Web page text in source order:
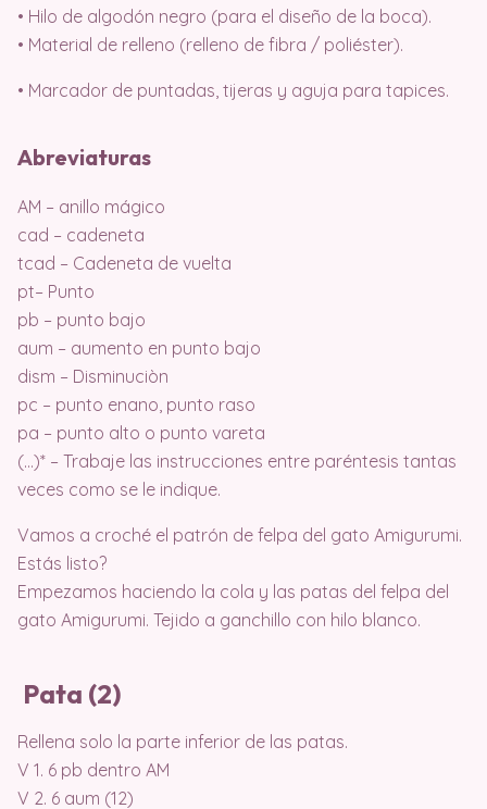
• Hilo de algodón negro (para el diseño de la boca).
• Material de relleno (relleno de fibra / poliéster).
• Marcador de puntadas, tijeras y aguja para tapices.
Abreviaturas
AM – anillo mágico
cad – cadeneta
tcad – Cadeneta de vuelta
pt– Punto
pb – punto bajo
aum – aumento en punto bajo
dism – Disminuciòn
pc – punto enano, punto raso
pa – punto alto o punto vareta
(…)* – Trabaje las instrucciones entre paréntesis tantas
veces como se le indique.
Vamos a croché el patrón de felpa del gato Amigurumi.
Estás listo?
Empezamos haciendo la cola y las patas del felpa del
gato Amigurumi. Tejido a ganchillo con hilo blanco.
Pata (2)
Rellena solo la parte inferior de las patas.
V 1. 6 pb dentro AM
V 2. 6 aum (12)